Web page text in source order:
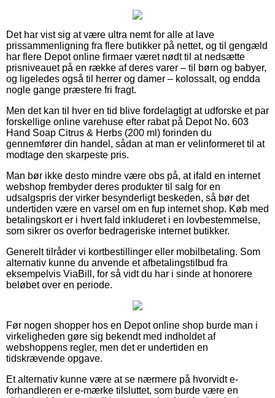
Det har vist sig at være ultra nemt for alle at lave
prissammenligning fra flere butikker på nettet, og til gengæld
har flere Depot online firmaer været nødt til at nedsætte
prisniveauet på en række af deres varer – til børn og babyer,
og ligeledes også til herrer og damer – kolossalt, og endda
nogle gange præstere fri fragt.
Men det kan til hver en tid blive fordelagtigt at udforske et par
forskellige online varehuse efter rabat på Depot No. 603
Hand Soap Citrus & Herbs (200 ml) forinden du
gennemfører din handel, sådan at man er velinformeret til at
modtage den skarpeste pris.
Man bør ikke desto mindre være obs på, at ifald en internet
webshop frembyder deres produkter til salg for en
udsalgspris der virker besynderligt beskeden, så bør det
undertiden være en varsel om en fup internet shop. Køb med
betalingskort er i hvert fald inkluderet i en lovbestemmelse,
som sikrer os overfor bedrageriske internet butikker.
Generelt tilråder vi kortbestillinger eller mobilbetaling. Som
alternativ kunne du anvende et afbetalingstilbud fra
eksempelvis ViaBill, for så vidt du har i sinde at honorere
beløbet over en periode.
Før nogen shopper hos en Depot online shop burde man i
virkeligheden gøre sig bekendt med indholdet af
webshoppens regler, men det er undertiden en
tidskrævende opgave.
Et alternativ kunne være at se nærmere på hvorvidt e-
forhandleren er e-mærke tilsluttet, som burde være en